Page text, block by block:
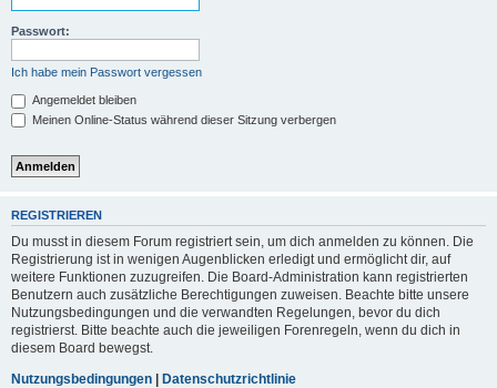
Passwort:
Ich habe mein Passwort vergessen
Angemeldet bleiben
Meinen Online-Status während dieser Sitzung verbergen
REGISTRIEREN
Du musst in diesem Forum registriert sein, um dich anmelden zu können. Die
Registrierung ist in wenigen Augenblicken erledigt und ermöglicht dir, auf
weitere Funktionen zuzugreifen. Die Board-Administration kann registrierten
Benutzern auch zusätzliche Berechtigungen zuweisen. Beachte bitte unsere
Nutzungsbedingungen und die verwandten Regelungen, bevor du dich
registrierst. Bitte beachte auch die jeweiligen Forenregeln, wenn du dich in
diesem Board bewegst.
Nutzungsbedingungen | Datenschutzrichtlinie